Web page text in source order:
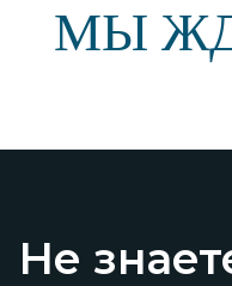
МЫ
Не